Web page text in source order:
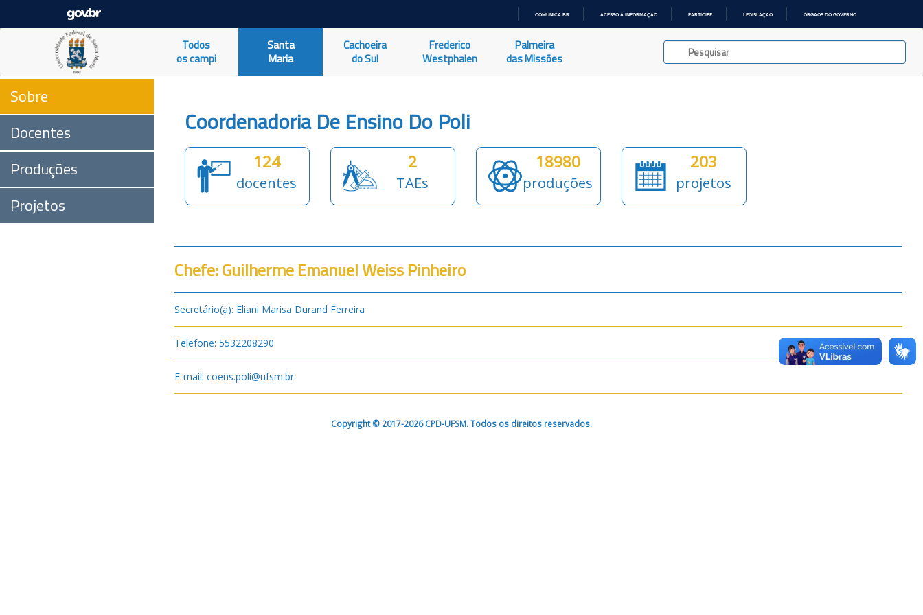
O
COMUNICA BR ACESSO À INFORMAÇÃO PARTICIPE LEGISLAÇÃO ÓRGÃOS DO GOVERNO
Todos
os campi
Santa
Maria
Cachoeira
do Sul
Frederico
Westphalen
Palmeira
das Missões
Sobre
Docentes
Produções
Projetos
Coordenadoria De Ensino Do Poli
124
docentes
2
TAEs
18980
produções
203
projetos
Chefe: Guilherme Emanuel Weiss Pinheiro
Secretário(a): Eliani Marisa Durand Ferreira
Telefone: 5532208290
E-mail: coens.poli@ufsm.br
Copyright © 2017-2026 CPD-UFSM. Todos os direitos reservados.